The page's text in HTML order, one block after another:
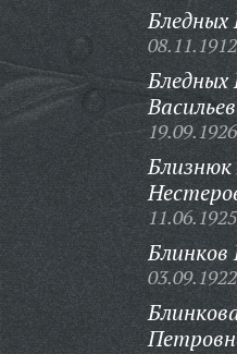
Бледных
Близнюк
Блинков